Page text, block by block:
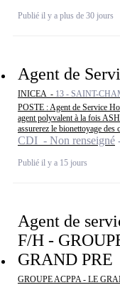
Publié il y a plus de 30 jours
Agent de
INICEA - 13 - SAINT-
POSTE : Agent de Service
agent polyvalent à la fois
assurerez le bionettoyage des
CDI - Non renseigné
Publié il y a 15 jours
Agent de
F/H -
GRAND PRE
GROUPE ACPPA - LE